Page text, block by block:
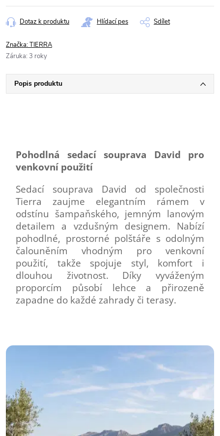
Dotaz k produktu Hlídací pes Sdílet
Značka:TIERRA
Záruka: 3 roky
Popis produktu
Pohodlná sedací souprava David pro
venkovní použití
Sedací souprava David od společnosti
Tierra zaujme elegantním rámem v
odstínu šampaňského, jemným lanovým
detailem a vzdušným designem. Nabízí
pohodlné, prostorné polštáře s odolným
čalouněním vhodným pro venkovní
použití, takže spojuje styl, komfort i
dlouhou životnost. Díky vyváženým
proporcím působí lehce a přirozeně
zapadne do každé zahrady či terasy.